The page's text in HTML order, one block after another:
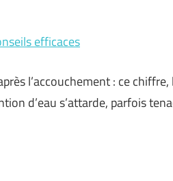
efficaces
l’accouchement : ce chiffre,
d’eau s’attarde, parfois